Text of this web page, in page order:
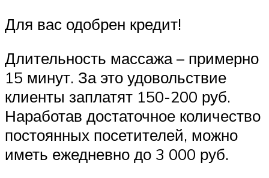
Для вас одобрен кредит!
Длительность массажа – примерно
15 минут. За это удовольствие
клиенты заплатят 150-200 руб.
Наработав достаточное количество
постоянных посетителей, можно
иметь ежедневно до 3 000 руб.